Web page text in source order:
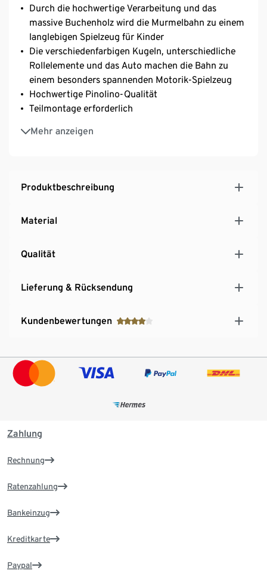
Durch die hochwertige Verarbeitung und das
massive Buchenholz wird die Murmelbahn zu einem
langlebigen Spielzeug für Kinder
Die verschiedenfarbigen Kugeln, unterschiedliche
Rollelemente und das Auto machen die Bahn zu
einem besonders spannenden Motorik-Spielzeug
Hochwertige Pinolino-Qualität
Teilmontage erforderlich
Mehr anzeigen
Lieferumfang umfasst 1 Kugelbahn, 4 bunter
Kugeln, 3 Rollelemente und 1 Auto
Produktbeschreibung
Material
Qualität
Lieferung & Rücksendung
Kundenbewertungen
Zahlung
Rechnung
Ratenzahlung
Bankeinzug
Kreditkarte
Paypal